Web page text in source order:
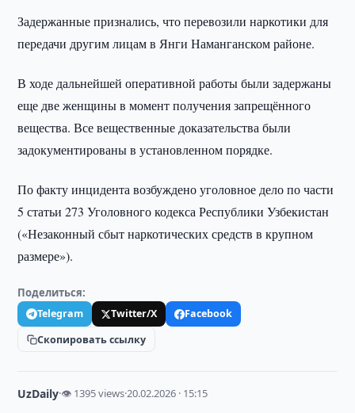
Задержанные признались, что перевозили наркотики для
передачи другим лицам в Янги Наманганском районе.
В ходе дальнейшей оперативной работы были задержаны
еще две женщины в момент получения запрещённого
вещества. Все вещественные доказательства были
задокументированы в установленном порядке.
По факту инцидента возбуждено уголовное дело по части
5 статьи 273 Уголовного кодекса Республики Узбекистан
(«Незаконный сбыт наркотических средств в крупном
размере»).
Поделиться:
Telegram Twitter/X
Facebook
Скопировать ссылку
UzDaily·👁 1395 views·20.02.2026 · 15:15